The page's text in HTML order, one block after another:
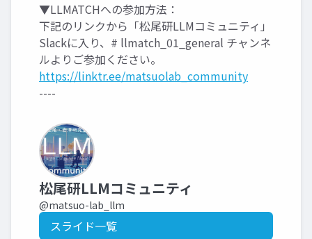
▼LLMATCHへの参加方法：
下記のリンクから「松尾研LLMコミュニティ」
Slackに入り、# llmatch_01_general チャンネ
ルよりご参加ください。
https://linktr.ee/matsuolab_community
----
松尾研LLMコミュニティ
@matsuo-lab_llm
スライド一覧